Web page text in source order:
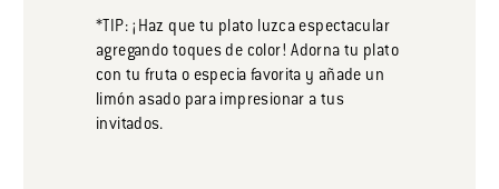
*TIP: ¡Haz que tu plato luzca espectacular
agregando toques de color! Adorna tu plato
con tu fruta o especia favorita y añade un
limón asado para impresionar a tus
invitados.